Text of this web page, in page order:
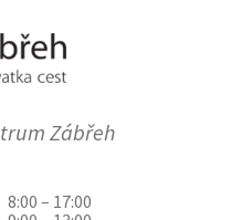
Zábřeh
8:00 – 17:00